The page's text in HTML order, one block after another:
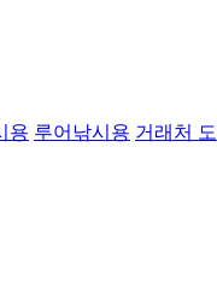
용 루어낚시용 거래처